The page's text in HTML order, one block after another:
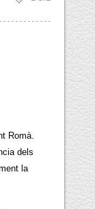
Romà.
dels
la